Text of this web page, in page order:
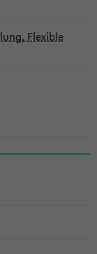
Flexible